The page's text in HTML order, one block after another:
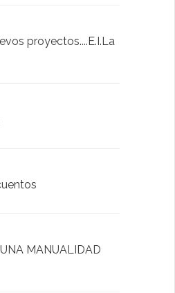
proyectos....E.I.La
MANUALIDAD